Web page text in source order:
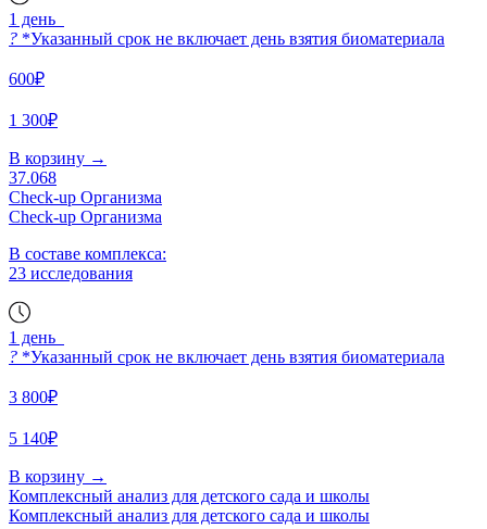
1 день
? *Указанный срок не включает день взятия биоматериала
600₽
1 300₽
В корзину →
37.068
Check-up Организма
Check-up Организма
В составе комплекса:
23 исследования
1 день
? *Указанный срок не включает день взятия биоматериала
3 800₽
5 140₽
В корзину →
Комплексный анализ для детского сада и школы
Комплексный анализ для детского сада и школы